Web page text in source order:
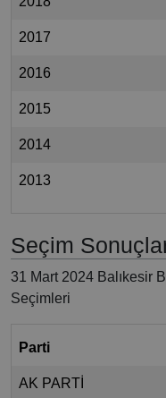
2017
2016
2015
2014
2013
Seçim
31 Mart 2024 Balıkesir
Seçimleri
Parti
AK PARTİ